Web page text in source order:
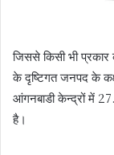
जिससे किसी भी
के दृष्टिगत जनपद के
आंगनबाडी केन्द्रों में
है।